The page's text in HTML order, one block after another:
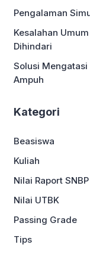
Pengalaman
Kesalahan
Dihindari
Solusi Mengatasi
Ampuh
Kategori
Beasiswa
Kuliah
Nilai Raport SNBP
Nilai UTBK
Passing Grade
Tips